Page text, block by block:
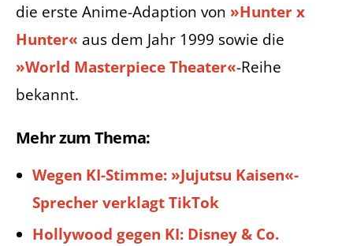
die erste Anime-Adaption von »Hunter x
Hunter« aus dem Jahr 1999 sowie die
»World Masterpiece Theater«-Reihe
bekannt.
Mehr zum Thema:
Wegen KI-Stimme: »Jujutsu Kaisen«-
Sprecher verklagt TikTok
Hollywood gegen KI: Disney & Co.